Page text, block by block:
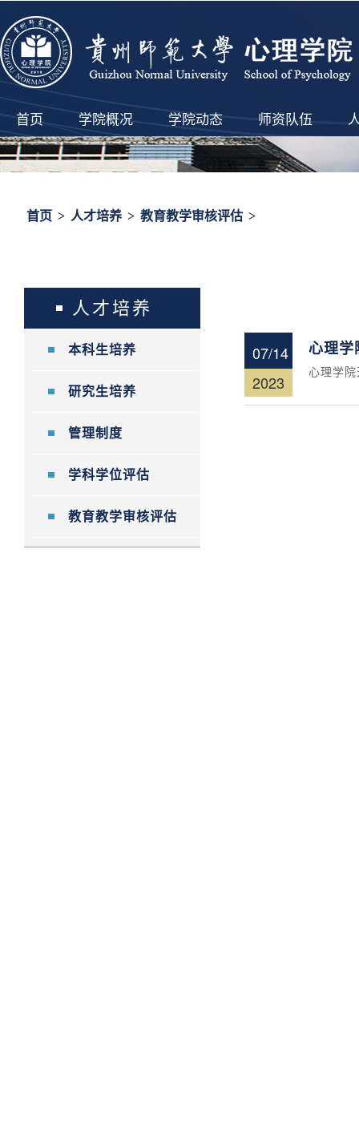
首页 学院概况 学院动态 师资队伍
首页 > 人才培养 > 教育教学审核评估 >
人才培养
本科生培养
研究生培养
管理制度
学科学位评估
教育教学审核评估
07/14
2023
心理学
心理学